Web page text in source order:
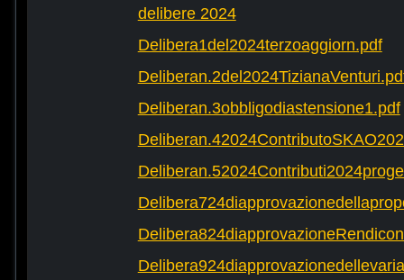
delibere 2024
Delibera1del2024terzoaggiorn.pdf
Deliberan.3obbligodiastensione1.pdf